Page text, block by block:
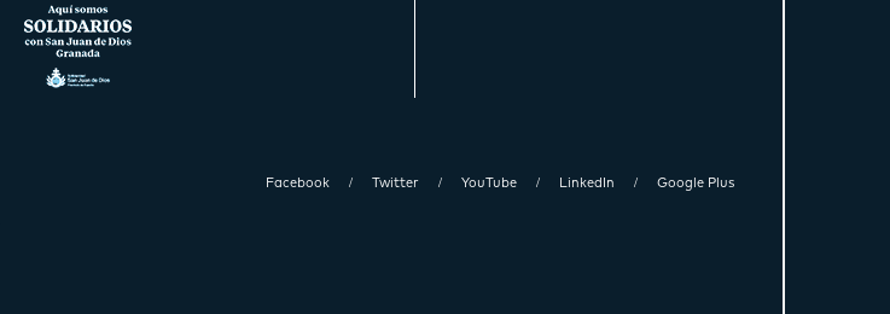
Facebook Twitter YouTube LinkedIn Google Plus